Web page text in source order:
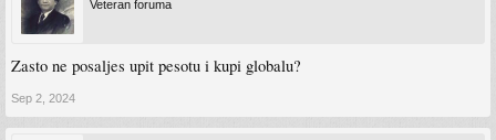
Veteran foruma
Zasto ne posaljes upit pesotu i kupi globalu?
Sep 2, 2024